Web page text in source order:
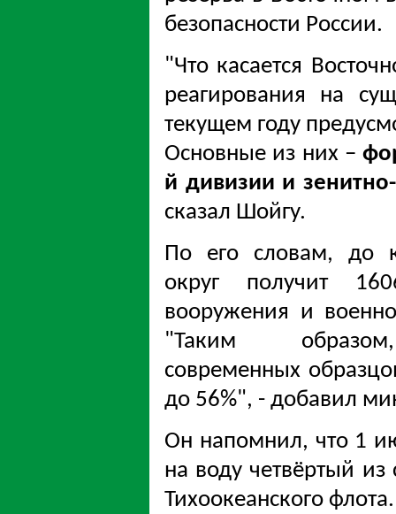
безопасности России.
"Что касается
реагирования на
текущем году
Основные из них –
й дивизии и
сказал Шойгу.
По его словам, до
округ получит
вооружения и
"Таким
современных
до 56%", - добавил
Он напомнил, что 1
на воду четвёртый
Тихоокеанского флота.